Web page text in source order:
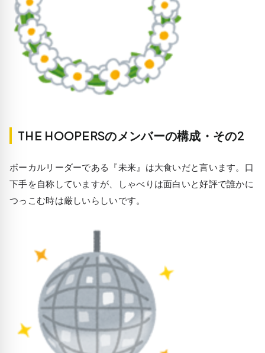
THE HOOPERSのメンバーの構成・その2
ボーカルリーダーである『未来』は大食いだと言います。口
下手を自称していますが、しゃべりは面白いと好評で誰かに
つっこむ時は厳しいらしいです。